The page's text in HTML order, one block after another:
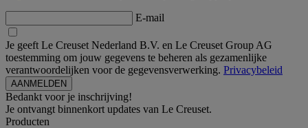
E-mail
Je geeft Le Creuset Nederland B.V. en Le Creuset Group AG
toestemming om jouw gegevens te beheren als gezamenlijke
verantwoordelijken voor de gegevensverwerking. Privacybeleid
Bedankt voor je inschrijving!
Je ontvangt binnenkort updates van Le Creuset.
Producten